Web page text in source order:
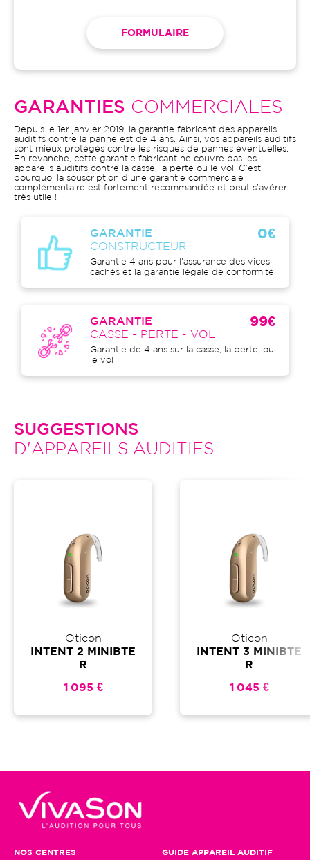
FORMULAIRE
GARANTIES COMMERCIALES
Depuis le 1er janvier 2019, la garantie fabricant des appareils
auditifs contre la panne est de 4 ans. Ainsi, vos appareils auditifs
sont mieux protégés contre les risques de pannes éventuelles.
En revanche, cette garantie fabricant ne couvre pas les
appareils auditifs contre la casse, la perte ou le vol. C’est
pourquoi la souscription d’une garantie commerciale
complémentaire est fortement recommandée et peut s’avérer
très utile !
GARANTIE
CONSTRUCTEUR
0€
Garantie 4 ans pour l'assurance des vices
cachés et la garantie légale de conformité
GARANTIE
CASSE - PERTE - VOL
99€
Garantie de 4 ans sur la casse, la perte, ou
le vol
SUGGESTIONS
D'APPAREILS AUDITIFS
Oticon
INTENT 2 MINIBTE
R
1 095 €
Oticon
INTENT 3 MINIBTE
R
1 045 €
NOS CENTRES
GUIDE APPAREIL AUDITIF